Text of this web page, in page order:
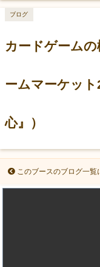
カードゲーム
ームマーケッ
心』）
ブログ
このブースのブログ一覧